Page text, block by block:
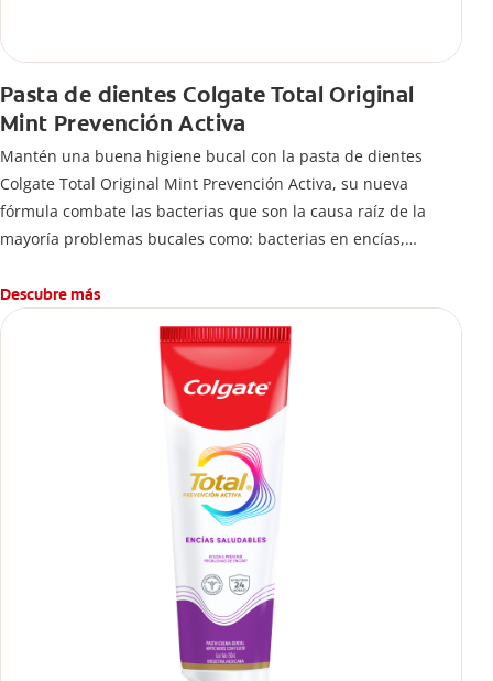
Pasta de dientes Colgate Total Original
Mint Prevención Activa
Mantén una buena higiene bucal con la pasta de dientes
Colgate Total Original Mint Prevención Activa, su nueva
fórmula combate las bacterias que son la causa raíz de la
mayoría problemas bucales como: bacterias en encías,
caries.
Descubre más